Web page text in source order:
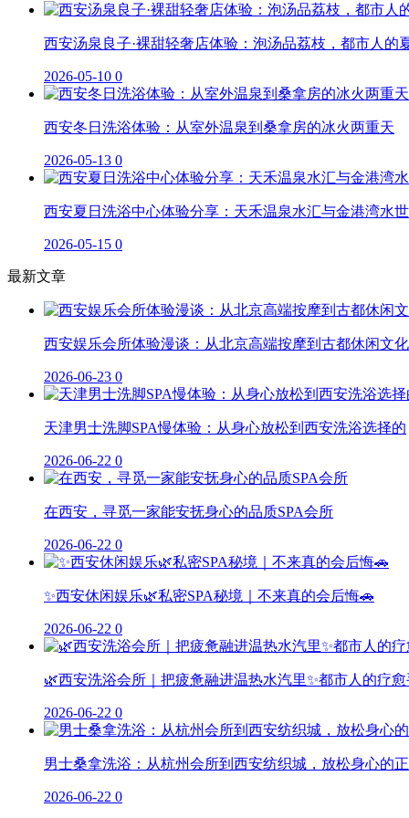
西安汤泉良子·裸甜轻奢店体验：泡汤品荔枝，都市人的
2026-05-10 0
西安冬日洗浴体验：从室外温泉到桑拿房的冰火两重天
2026-05-13 0
西安夏日洗浴中心体验分享：天禾温泉水汇与金港湾水
2026-05-15 0
最新文章
西安娱乐会所体验漫谈：从北京高端按摩到古都休闲文化
2026-06-23 0
天津男士洗脚SPA慢体验：从身心放松到西安洗浴选择的
2026-06-22 0
在西安，寻觅一家能安抚身心的品质SPA会所
2026-06-22 0
✨西安休闲娱乐🌿私密SPA秘境｜不来真的会后悔🚗
2026-06-22 0
🌿西安洗浴会所｜把疲惫融进温热水汽里✨都市人的疗愈
2026-06-22 0
男士桑拿洗浴：从杭州会所到西安纺织城，放松身心的
2026-06-22 0